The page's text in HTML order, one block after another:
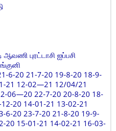
புரட்டாசி ஐப்பசி
6-20 21-7-20 19-8-20 18-9-
21 12-02—21 12/04/21
06—20 22-7-20 20-8-20 18-
20 14-01-21 13-02-21
6-20 23-7-20 21-8-20 19-9-
20 15-01-21 14-02-21 16-03-